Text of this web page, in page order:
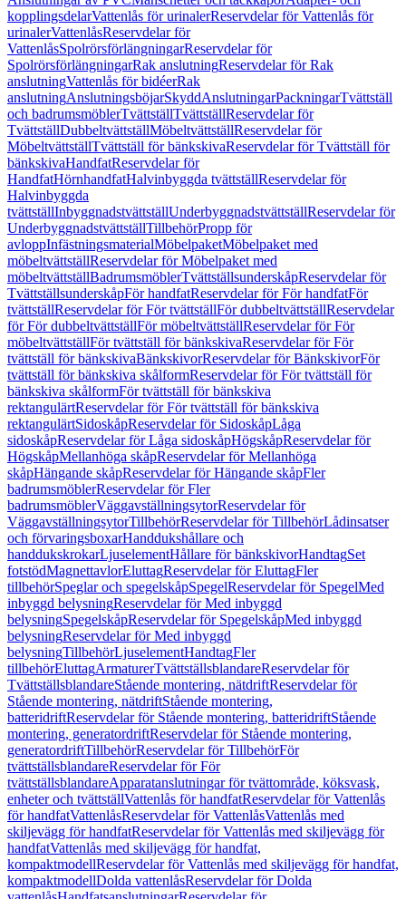
kopplingsdelarVattenlås för urinalerReservdelar för Vattenlås för
urinalerVattenlåsReservdelar för
VattenlåsSpolrörsförlängningarReservdelar för
SpolrörsförlängningarRak anslutningReservdelar för Rak
anslutningVattenlås för bidéerRak
anslutningAnslutningsböjarSkyddAnslutningarPackningarTvättställ
och badrumsmöblerTvättställTvättställReservdelar för
TvättställDubbeltvättställMöbeltvättställReservdelar för
MöbeltvättställTvättställ för bänkskivaReservdelar för Tvättställ för
bänkskivaHandfatReservdelar för
HandfatHörnhandfatHalvinbyggda tvättställReservdelar för
Halvinbyggda
tvättställInbyggnadstvättställUnderbyggnadstvättställReservdelar för
UnderbyggnadstvättställTillbehörPropp för
avloppInfästningsmaterialMöbelpaketMöbelpaket med
möbeltvättställReservdelar för Möbelpaket med
möbeltvättställBadrumsmöblerTvättställsunderskåpReservdelar för
TvättställsunderskåpFör handfatReservdelar för För handfatFör
tvättställReservdelar för För tvättställFör dubbeltvättställReservdelar
för För dubbeltvättställFör möbeltvättställReservdelar för För
möbeltvättställFör tvättställ för bänkskivaReservdelar för För
tvättställ för bänkskivaBänkskivorReservdelar för BänkskivorFör
tvättställ för bänkskiva skålformReservdelar för För tvättställ för
bänkskiva skålformFör tvättställ för bänkskiva
rektangulärtReservdelar för För tvättställ för bänkskiva
rektangulärtSidoskåpReservdelar för SidoskåpLåga
sidoskåpReservdelar för Låga sidoskåpHögskåpReservdelar för
HögskåpMellanhöga skåpReservdelar för Mellanhöga
skåpHängande skåpReservdelar för Hängande skåpFler
badrumsmöblerReservdelar för Fler
badrumsmöblerVäggavställningsytorReservdelar för
VäggavställningsytorTillbehörReservdelar för TillbehörLådinsatser
och förvaringsboxarHanddukshållare och
handdukskrokarLjuselementHållare för bänkskivorHandtagSet
fotstödMagnettavlorEluttagReservdelar för EluttagFler
tillbehörSpeglar och spegelskåpSpegelReservdelar för SpegelMed
inbyggd belysningReservdelar för Med inbyggd
belysningSpegelskåpReservdelar för SpegelskåpMed inbyggd
belysningReservdelar för Med inbyggd
belysningTillbehörLjuselementHandtagFler
tillbehörEluttagArmaturerTvättställsblandareReservdelar för
TvättställsblandareStående montering, nätdriftReservdelar för
Stående montering, nätdriftStående montering,
batteridriftReservdelar för Stående montering, batteridriftStående
montering, generatordriftReservdelar för Stående montering,
generatordriftTillbehörReservdelar för TillbehörFör
tvättställsblandareReservdelar för För
tvättställsblandareApparatanslutningar för tvättområde, köksvask,
enheter och tvättställVattenlås för handfatReservdelar för Vattenlås
för handfatVattenlåsReservdelar för VattenlåsVattenlås med
skiljevägg för handfatReservdelar för Vattenlås med skiljevägg för
handfatVattenlås med skiljevägg för handfat,
kompaktmodellReservdelar för Vattenlås med skiljevägg för handfat,
kompaktmodellDolda vattenlåsReservdelar för Dolda